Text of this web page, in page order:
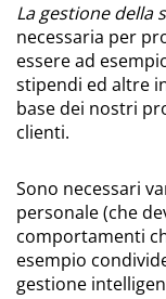
La gestione della
necessaria per
essere ad
stipendi ed altre
base dei nostri
clienti.
Sono necessari
personale (che
comportamenti
esempio
gestione